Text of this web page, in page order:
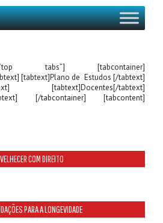
tabs”] [tabcontainer]
[tabtext]Plano de Estudos [/tabtext]
[tabtext]Docentes[/tabtext]
[/tabcontainer] [tabcontent]
COM DIREITO
PARA A LONGEVIDADE